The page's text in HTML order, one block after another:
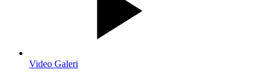
Video Galeri